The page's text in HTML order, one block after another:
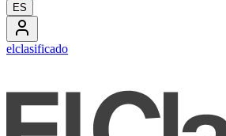
ES
elclasificado